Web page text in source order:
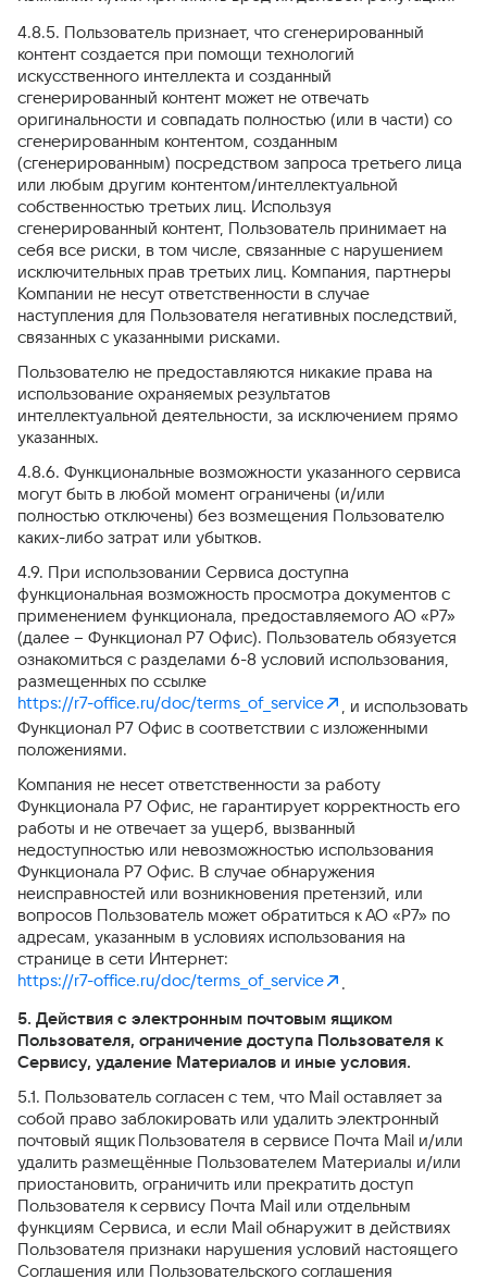
4.8.5. Пользователь признает, что сгенерированный
контент создается при помощи технологий
искусственного интеллекта и созданный
сгенерированный контент может не отвечать
оригинальности и совпадать полностью (или в части) со
сгенерированным контентом, созданным
(сгенерированным) посредством запроса третьего лица
или любым другим контентом/интеллектуальной
собственностью третьих лиц. Используя
сгенерированный контент, Пользователь принимает на
себя все риски, в том числе, связанные с нарушением
исключительных прав третьих лиц. Компания, партнеры
Компании не несут ответственности в случае
наступления для Пользователя негативных последствий,
связанных с указанными рисками.
Пользователю не предоставляются никакие права на
использование охраняемых результатов
интеллектуальной деятельности, за исключением прямо
указанных.
4.8.6. Функциональные возможности указанного сервиса
могут быть в любой момент ограничены (и/или
полностью отключены) без возмещения Пользователю
каких-либо затрат или убытков.
4.9. При использовании Сервиса доступна
функциональная возможность просмотра документов с
применением функционала, предоставляемого АО «Р7»
(далее – Функционал Р7 Офис). Пользователь обязуется
ознакомиться с разделами 6-8 условий использования,
размещенных по ссылке
https://r7-office.ru/doc/terms_of_service
, и использовать
Функционал Р7 Офис в соответствии с изложенными
положениями.
Компания не несет ответственности за работу
Функционала Р7 Офис, не гарантирует корректность его
работы и не отвечает за ущерб, вызванный
недоступностью или невозможностью использования
Функционала Р7 Офис. В случае обнаружения
неисправностей или возникновения претензий, или
вопросов Пользователь может обратиться к АО «Р7» по
адресам, указанным в условиях использования на
странице в сети Интернет:
https://r7-office.ru/doc/terms_of_service
.
5. Действия с электронным почтовым ящиком
Пользователя, ограничение доступа Пользователя к
Сервису, удаление Материалов и иные условия.
5.1. Пользователь согласен с тем, что Mail оставляет за
собой право заблокировать или удалить электронный
почтовый ящик Пользователя в сервисе Почта Mail и/или
удалить размещённые Пользователем Материалы и/или
приостановить, ограничить или прекратить доступ
Пользователя к сервису Почта Mail или отдельным
функциям Сервиса, и если Mail обнаружит в действиях
Пользователя признаки нарушения условий настоящего
Соглашения или Пользовательского соглашения